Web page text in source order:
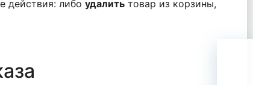
действия: либо удалить товар из корзины,